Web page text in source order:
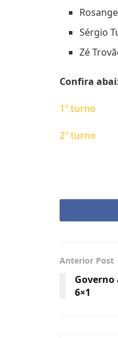
Sérgio
Zé
Confira
1º turno
2º turno
Anterior Post
6×1